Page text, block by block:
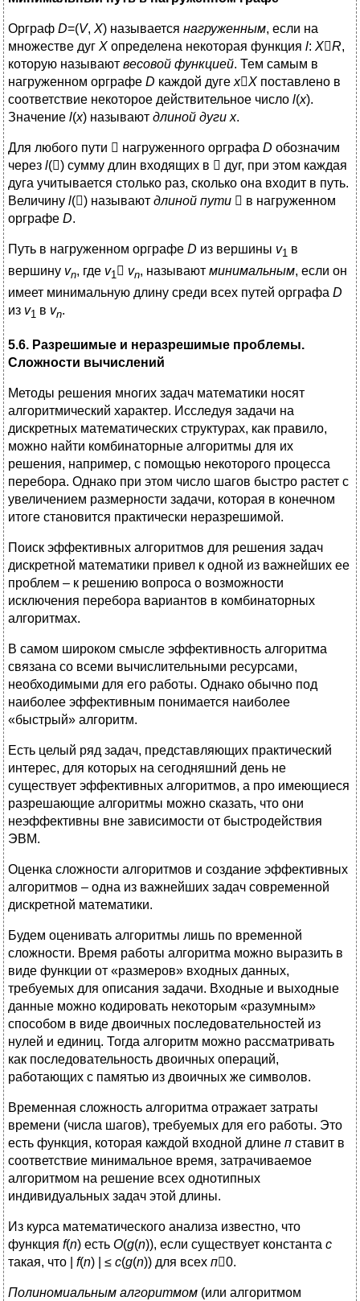
Орграф D=(V, X) называется нагруженным, если на
множестве дуг Х определена некоторая функция l: XR,
которую называют весовой функцией. Тем самым в
нагруженном орграфе D каждой дуге хХ поставлено в
соответствие некоторое действительное число l(x).
Значение l(x) называют длиной дуги х.
Для любого пути  нагруженного орграфа D обозначим
через l() сумму длин входящих в  дуг, при этом каждая
дуга учитывается столько раз, сколько она входит в путь.
Величину l() называют длиной пути  в нагруженном
орграфе D.
Путь в нагруженном орграфе D из вершины v1 в
вершину vn, где v1  vn, называют минимальным, если он
имеет минимальную длину среди всех путей орграфа D
из v1 в vn.
5.6. Разрешимые и неразрешимые проблемы.
Сложности вычислений
Методы решения многих задач математики носят
алгоритмический характер. Исследуя задачи на
дискретных математических структурах, как правило,
можно найти комбинаторные алгоритмы для их
решения, например, с помощью некоторого процесса
перебора. Однако при этом число шагов быстро растет с
увеличением размерности задачи, которая в конечном
итоге становится практически неразрешимой.
Поиск эффективных алгоритмов для решения задач
дискретной математики привел к одной из важнейших ее
проблем – к решению вопроса о возможности
исключения перебора вариантов в комбинаторных
алгоритмах.
В самом широком смысле эффективность алгоритма
связана со всеми вычислительными ресурсами,
необходимыми для его работы. Однако обычно под
наиболее эффективным понимается наиболее
«быстрый» алгоритм.
Есть целый ряд задач, представляющих практический
интерес, для которых на сегодняшний день не
существует эффективных алгоритмов, а про имеющиеся
разрешающие алгоритмы можно сказать, что они
неэффективны вне зависимости от быстродействия
ЭВМ.
Оценка сложности алгоритмов и создание эффективных
алгоритмов – одна из важнейших задач современной
дискретной математики.
Будем оценивать алгоритмы лишь по временной
сложности. Время работы алгоритма можно выразить в
виде функции от «размеров» входных данных,
требуемых для описания задачи. Входные и выходные
данные можно кодировать некоторым «разумным»
способом в виде двоичных последовательностей из
нулей и единиц. Тогда алгоритм можно рассматривать
как последовательность двоичных операций,
работающих с памятью из двоичных же символов.
Временная сложность алгоритма отражает затраты
времени (числа шагов), требуемых для его работы. Это
есть функция, которая каждой входной длине п ставит в
соответствие минимальное время, затрачиваемое
алгоритмом на решение всех однотипных
индивидуальных задач этой длины.
Из курса математического анализа известно, что
функция f(n) есть O(g(n)), если существует константа с
такая, что |
f(n) | ≤ с(g(n)) для всех п0.
Полиномиальным алгоритмом (или алгоритмом